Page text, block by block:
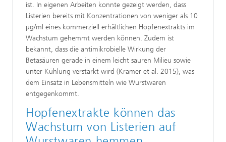
ist. In eigenen Arbeiten konnte gezeigt werden, dass
Listerien bereits mit Konzentrationen von weniger als 10
µg/ml eines kommerziell erhältlichen Hopfenextrakts im
Wachstum gehemmt werden können. Zudem ist
bekannt, dass die antimikrobielle Wirkung der
Betasäuren gerade in einem leicht sauren Milieu sowie
unter Kühlung verstärkt wird (Kramer et al. 2015), was
dem Einsatz in Lebensmitteln wie Wurstwaren
entgegenkommt.
Hopfenextrakte können das
Wachstum von Listerien auf